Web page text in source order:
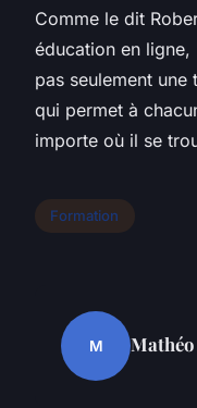
Comme le dit
éducation en
pas seulement
qui permet à
importe où il se
Formation
M Mathéo